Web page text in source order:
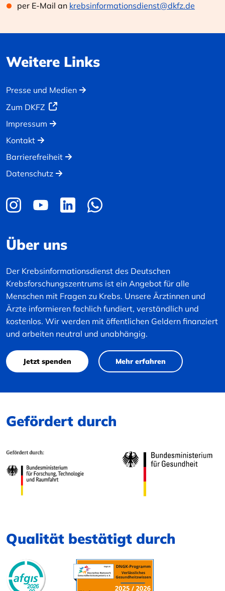
per E-Mail an krebsinformationsdienst@dkfz.de
Weitere Links
Presse und Medien
Zum DKFZ
Impressum
Kontakt
Barrierefreiheit
Datenschutz
Über uns
Der Krebsinformationsdienst des Deutschen
Krebsforschungszentrums ist ein Angebot für alle
Menschen mit Fragen zu Krebs. Unsere Ärztinnen und
Ärzte informieren fachlich fundiert, verständlich und
kostenlos. Wir werden mit öffentlichen Geldern finanziert
und arbeiten neutral und unabhängig.
Jetzt spenden Mehr erfahren
Gefördert durch
Qualität bestätigt durch